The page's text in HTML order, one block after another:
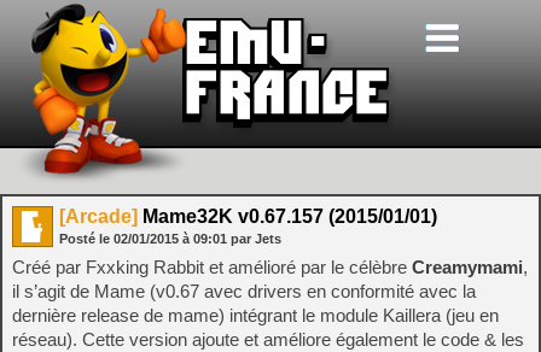
[Arcade] Mame32K v0.67.157 (2015/01/01)
Posté le 02/01/2015 à 09:01 par Jets
Créé par Fxxking Rabbit et amélioré par le célèbre Creamymami,
il s’agit de Mame (v0.67 avec drivers en conformité avec la
dernière release de mame) intégrant le module Kaillera (jeu en
réseau). Cette version ajoute et améliore également le code & les